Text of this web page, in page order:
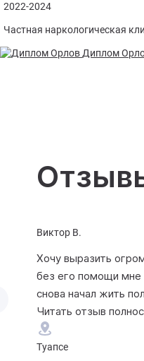
2022-2024
Частная наркологическая
Диплом
Виктор В.
Хочу выразить
без его помощи мне
снова начал жить
Читать отзыв
Туапсе